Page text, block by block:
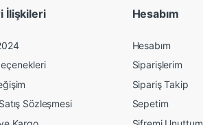
İlişkileri
Sözleşmesi
Hesabım
Hesabım
Siparişlerim
Sipariş Takip
Sepetim